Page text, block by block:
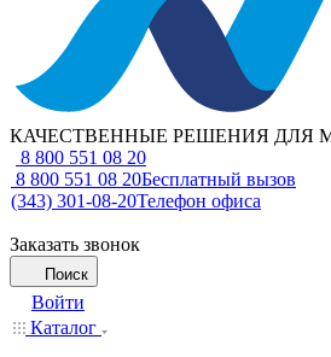
КАЧЕСТВЕННЫЕ РЕШЕНИЯ ДЛЯ
8 800 551 08 20
8 800 551 08 20Бесплатный вызов
(343) 301-08-20Телефон офиса
Заказать звонок
Поиск
Войти
Каталог